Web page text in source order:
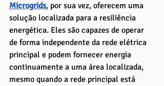
Microgrids, por sua vez, oferecem uma
solução localizada para a resiliência
energética. Eles são capazes de operar
de forma independente da rede elétrica
principal e podem fornecer energia
continuamente a uma área localizada,
mesmo quando a rede principal está